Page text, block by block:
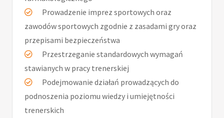
Prowadzenie imprez sportowych oraz
zawodów sportowych zgodnie z zasadami gry oraz
przepisami bezpieczeństwa
Przestrzeganie standardowych wymagań
stawianych w pracy trenerskiej
Podejmowanie działań prowadzących do
podnoszenia poziomu wiedzy i umiejętności
trenerskich